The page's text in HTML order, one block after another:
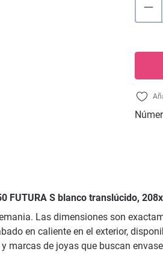
S blanco translúcido,
Las dimensiones son
en caliente en el exterior,
marcas de joyas que buscan